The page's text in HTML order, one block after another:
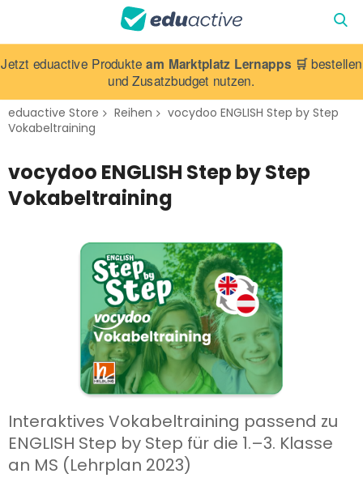
Jetzt eduactive Produkteam Marktplatz Lernapps 🛒bestellen
und Zusatzbudget nutzen.
eduactive Store Reihen
vocydoo ENGLISH Step by Step
Vokabeltraining
vocydoo ENGLISH Step by Step
Vokabeltraining
Interaktives Vokabeltraining passend zu
ENGLISH Step by Step für die 1.–3. Klasse
an MS (Lehrplan 2023)